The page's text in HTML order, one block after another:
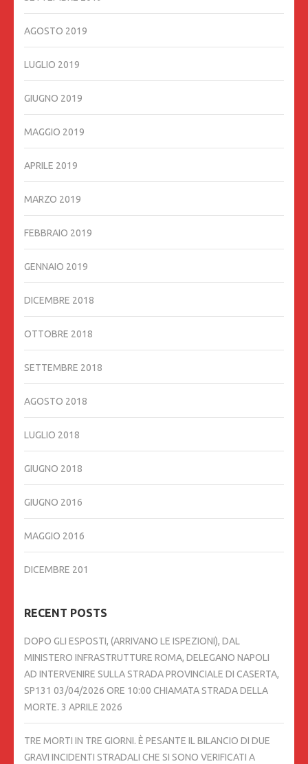
AGOSTO 2019
LUGLIO 2019
GIUGNO 2019
MAGGIO 2019
APRILE 2019
MARZO 2019
FEBBRAIO 2019
GENNAIO 2019
DICEMBRE 2018
OTTOBRE 2018
SETTEMBRE 2018
AGOSTO 2018
LUGLIO 2018
GIUGNO 2018
GIUGNO 2016
MAGGIO 2016
DICEMBRE 201
RECENT POSTS
DOPO GLI ESPOSTI, (ARRIVANO LE ISPEZIONI), DAL
MINISTERO INFRASTRUTTURE ROMA, DELEGANO NAPOLI
AD INTERVENIRE SULLA STRADA PROVINCIALE DI CASERTA,
SP131 03/04/2026 ORE 10:00 CHIAMATA STRADA DELLA
MORTE. 3 APRILE 2026
TRE MORTI IN TRE GIORNI. È PESANTE IL BILANCIO DI DUE
GRAVI INCIDENTI STRADALI CHE SI SONO VERIFICATI A